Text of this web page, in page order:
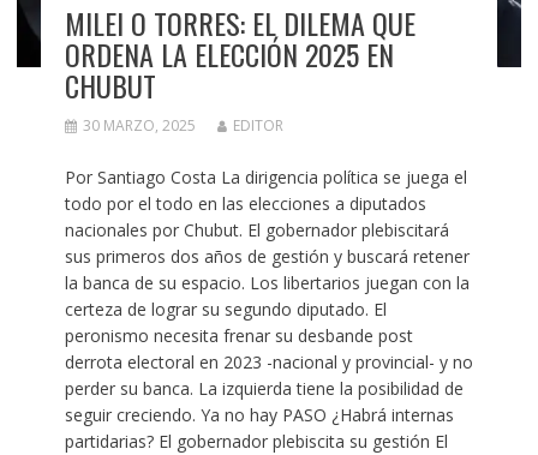
MILEI O TORRES: EL DILEMA QUE
ORDENA LA ELECCIÓN 2025 EN
CHUBUT
30 MARZO, 2025 EDITOR
Por Santiago Costa La dirigencia política se juega el
todo por el todo en las elecciones a diputados
nacionales por Chubut. El gobernador plebiscitará
sus primeros dos años de gestión y buscará retener
la banca de su espacio. Los libertarios juegan con la
certeza de lograr su segundo diputado. El
peronismo necesita frenar su desbande post
derrota electoral en 2023 -nacional y provincial- y no
perder su banca. La izquierda tiene la posibilidad de
seguir creciendo. Ya no hay PASO ¿Habrá internas
partidarias? El gobernador plebiscita su gestión El